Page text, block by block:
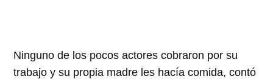
Ninguno de los pocos actores cobraron por su
trabajo y su propia madre les hacía comida, contó